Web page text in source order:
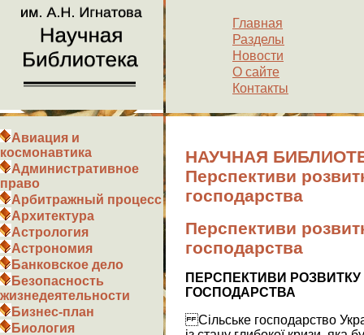
Главная
Разделы
Новости
О сайте
Контакты
Авиация и
космонавтика
Административное
право
Арбитражный процесс
Архитектура
Астрология
Астрономия
Банковское дело
Безопасность
жизнедеятельности
Бизнес-план
Биология
НАУЧНАЯ
Перспективи
господарства
Перспективи
господарства
ПЕРСПЕКТИВИ РОЗВИТКУ
ГОСПОДАРСТВА
Сільське господарство